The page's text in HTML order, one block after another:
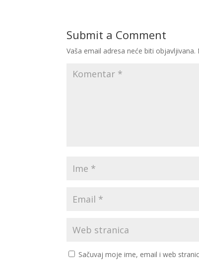
Submit a Comment
Vaša email adresa neće biti objavljivana.
Sačuvaj moje ime, email i web